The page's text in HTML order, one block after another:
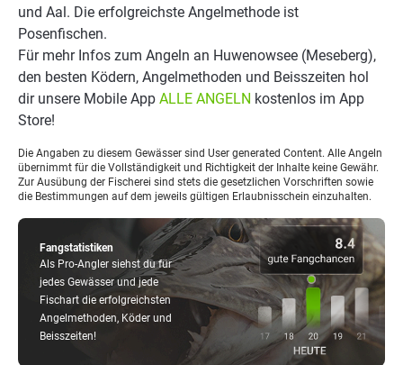
Fangstatistiken
Als Pro-Angler siehst du für
jedes Gewässer und jede
Fischart die erfolgreichsten
Angelmethoden, Köder und
Beisszeiten!
und Aal. Die erfolgreichste Angelmethode ist
Posenfischen.
Für mehr Infos zum Angeln an Huwenowsee (Meseberg),
den besten Ködern, Angelmethoden und Beisszeiten hol
dir unsere Mobile App ALLE ANGELN kostenlos im App
Store!
Die Angaben zu diesem Gewässer sind User generated Content. Alle Angeln
übernimmt für die Vollständigkeit und Richtigkeit der Inhalte keine Gewähr.
Zur Ausübung der Fischerei sind stets die gesetzlichen Vorschriften sowie
die Bestimmungen auf dem jeweils gültigen Erlaubnisschein einzuhalten.